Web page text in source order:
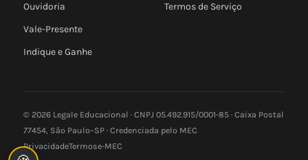
Ouvidoria
Vale-Presente
Indique e Ganhe
Termos de Serviço
© 2026 Legale Educacional · CNPJ 05.492.915/0001-85 · Caixa Postal
77454, São Paulo–SP · Credenciada pelo MEC
PrivacidadeTermose-MEC